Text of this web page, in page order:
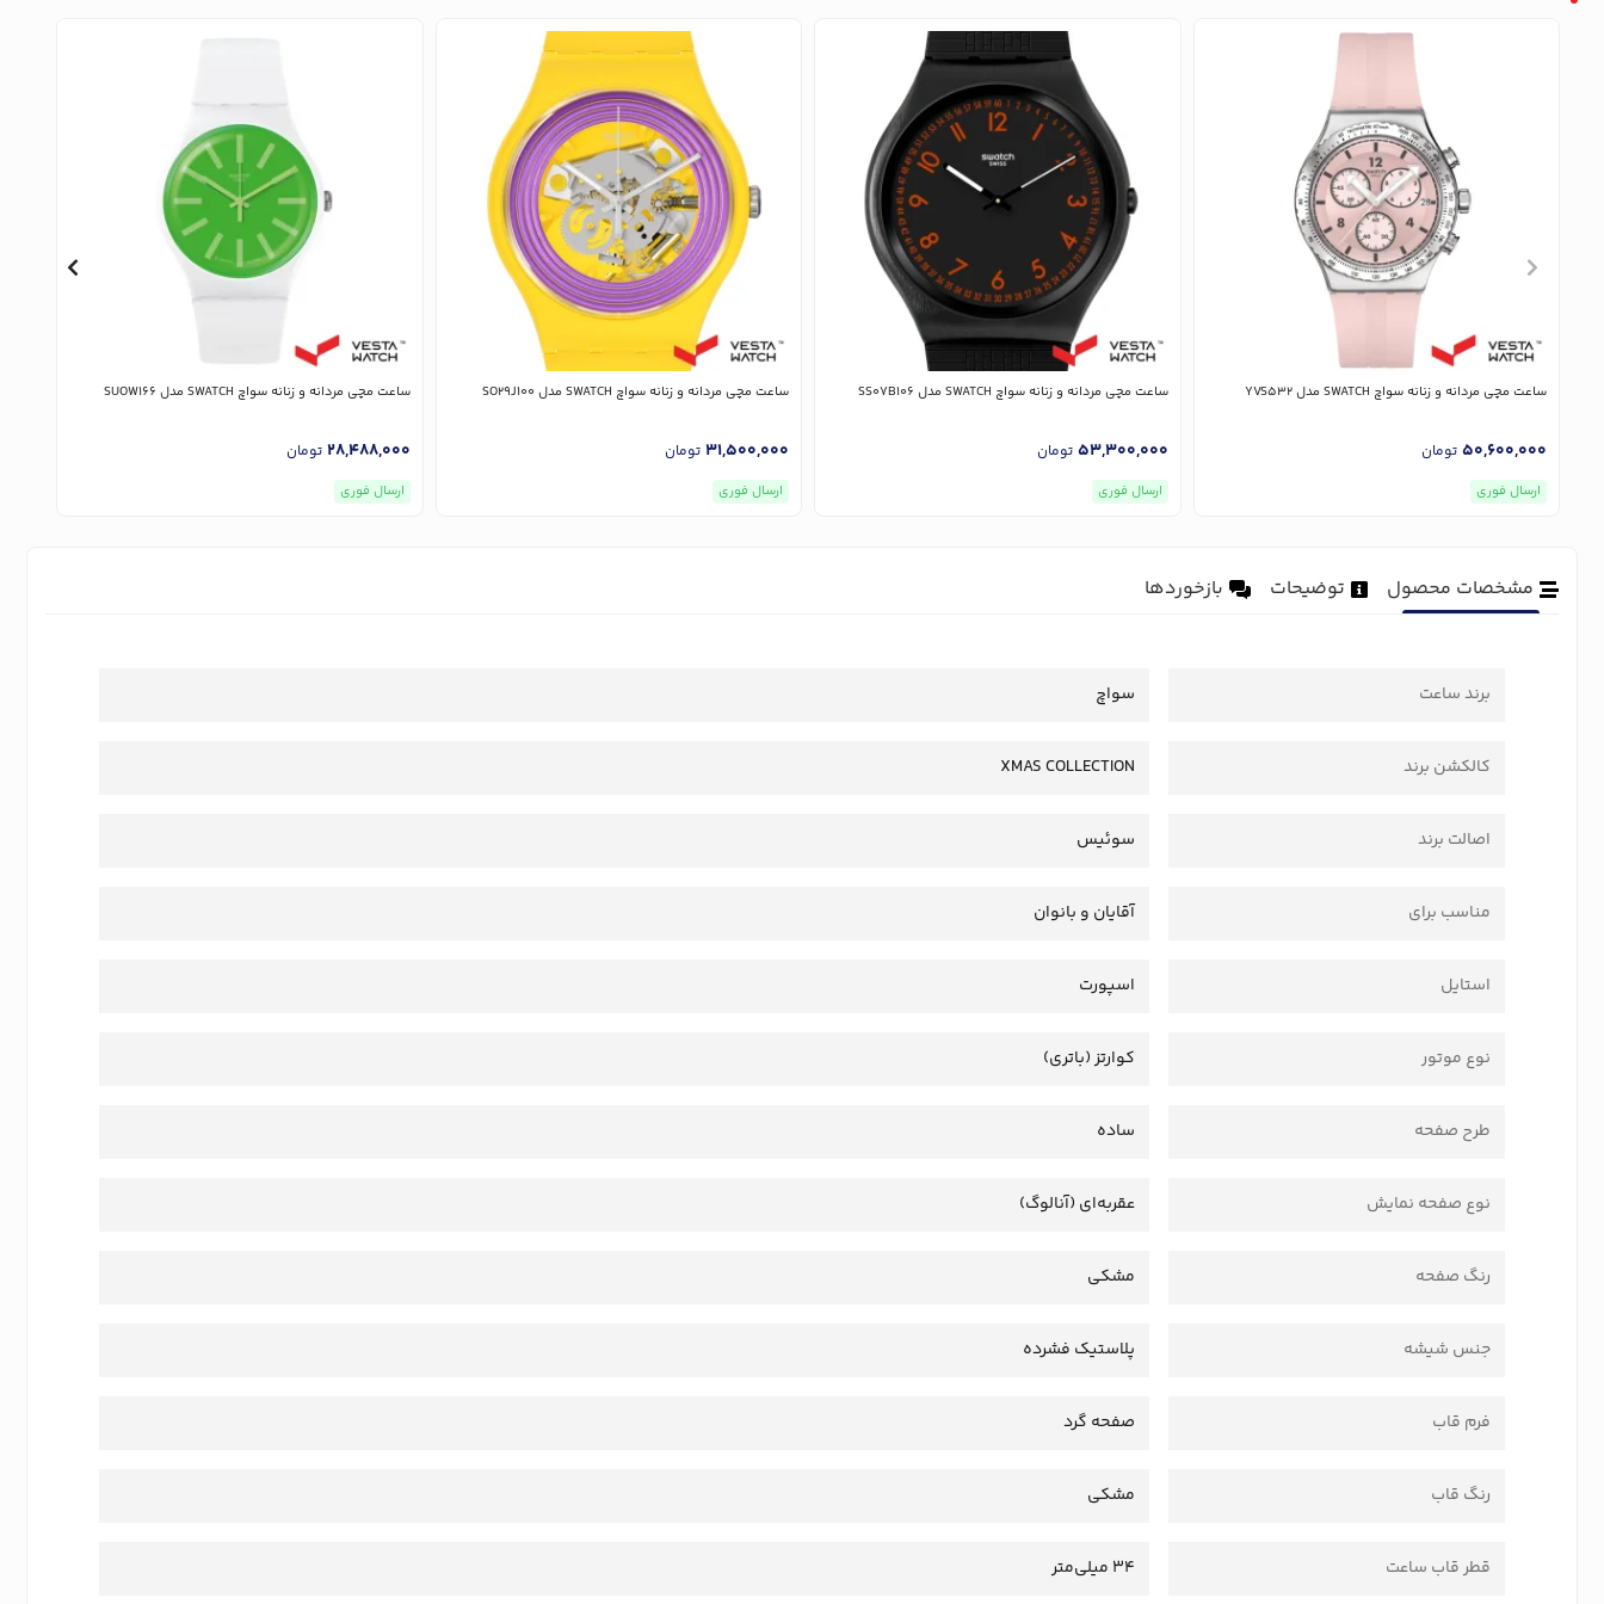
ساعت مچی مردانه و زنانه سواچ SWATCH مدل YVS532
50,600,000 تومان
ارسال فوری
ساعت مچی مردانه و زنانه سواچ SWATCH مدل SS07B106
53,300,000 تومان
ارسال فوری
ساعت مچی مردانه و زنانه سواچ SWATCH مدل SO29J100
31,500,000 تومان
ارسال فوری
ساعت مچی مردانه و زنانه سواچ SWATCH مدل SUOW166
28,488,000 تومان
ارسال فوری
مشخصات محصول توضیحات بازخوردها
برند ساعت سواچ
کالکشن برند XMAS COLLECTION
اصالت برند سوئیس
مناسب برای آقایان و بانوان
استایل اسپورت
نوع موتور کوارتز (باتری)
طرح صفحه ساده
نوع صفحه نمایش عقربه‌ای (آنالوگ)
رنگ صفحه مشکی
جنس شیشه پلاستیک فشرده
فرم قاب صفحه گرد
رنگ قاب مشکی
قطر قاب ساعت 34 میلی‌متر